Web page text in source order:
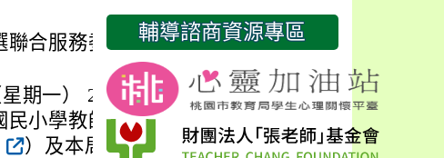
聯合服務委員會會議
期一） 20 時起公告
小學教師聯合甄選
）及本局訊息公告之
輔導諮商資源專區